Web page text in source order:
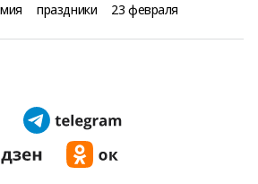
праздники 23 февраля